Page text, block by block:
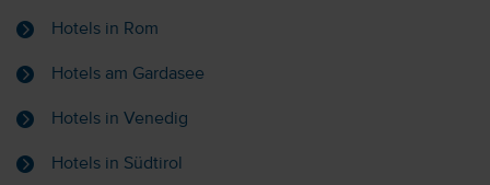
Hotels in Rom
Hotels am Gardasee
Hotels in Venedig
Hotels in Südtirol